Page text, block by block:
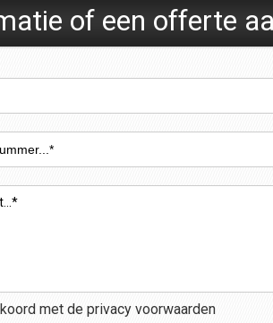
of een offerte
met de privacy voorwaarden